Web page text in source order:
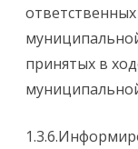
принятых в